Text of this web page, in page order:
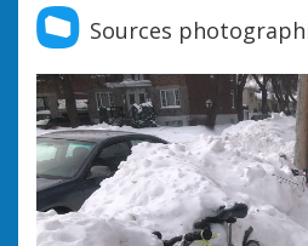
Sources